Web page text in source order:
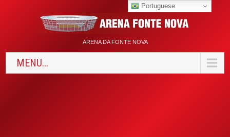
ARENA DA FONTE NOVA
MENU...
Portuguese